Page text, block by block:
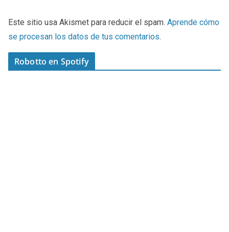
Este sitio usa Akismet para reducir el spam. Aprende cómo
se procesan los datos de tus comentarios.
Robotto en Spotify